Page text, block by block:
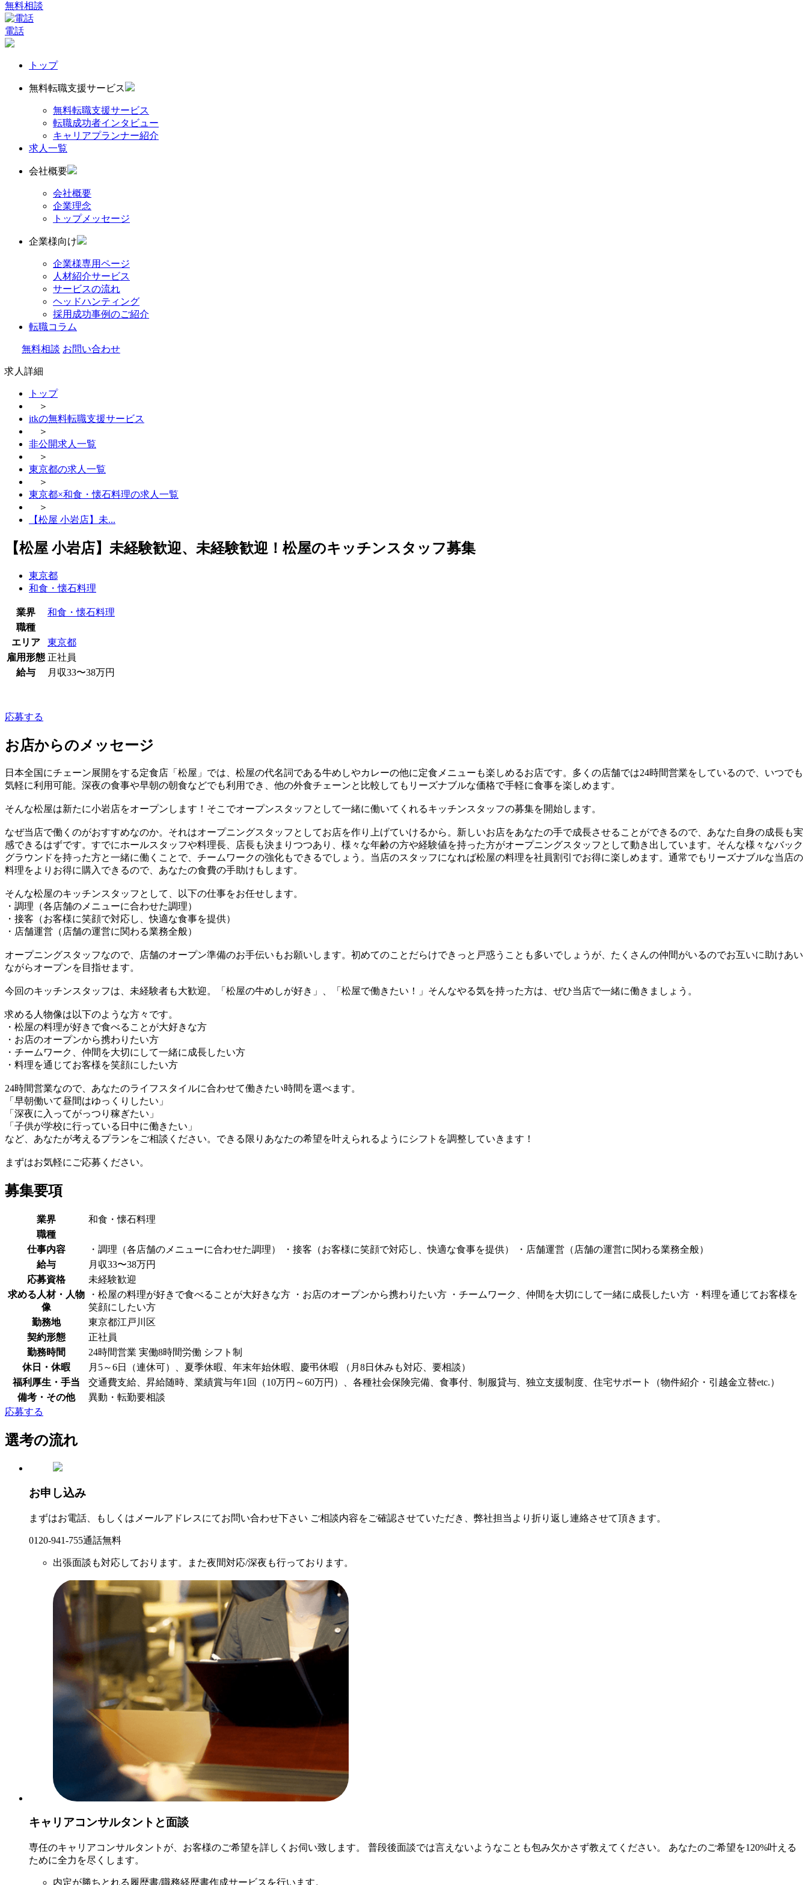
無料相談
電話
トップ
無料転職支援サービス
無料転職支援サービス
転職成功者インタビュー
キャリアプランナー紹介
求人一覧
会社概要
会社概要
企業理念
トップメッセージ
企業様向け
企業様専用ページ
人材紹介サービス
サービスの流れ
ヘッドハンティング
採用成功事例のご紹介
転職コラム
無料相談 お問い合わせ
求人詳細
トップ
＞
itkの無料転職支援サービス
＞
非公開求人一覧
＞
東京都の求人一覧
＞
東京都×和食・懐石料理の求人一覧
＞
【松屋 小岩店】未...
【松屋 小岩店】未経験歓迎、未経験歓迎！松屋のキッチンスタッフ募集
東京都
和食・懐石料理
業界
和食・懐石料理
職種
エリア
東京都
雇用形態 正社員
給与
月収33〜38万円
応募する
お店からのメッセージ
日本全国にチェーン展開をする定食店「松屋」では、松屋の代名詞である牛めしやカレーの他に定食メニューも楽しめるお店です。多くの店舗では24時間営業をしているので、いつでも
気軽に利用可能。深夜の食事や早朝の朝食などでも利用でき、他の外食チェーンと比較してもリーズナブルな価格で手軽に食事を楽しめます。
そんな松屋は新たに小岩店をオープンします！そこでオープンスタッフとして一緒に働いてくれるキッチンスタッフの募集を開始します。
なぜ当店で働くのがおすすめなのか。それはオープニングスタッフとしてお店を作り上げていけるから。新しいお店をあなたの手で成長させることができるので、あなた自身の成長も実
感できるはずです。すでにホールスタッフや料理長、店長も決まりつつあり、様々な年齢の方や経験値を持った方がオープニングスタッフとして動き出しています。そんな様々なバック
グラウンドを持った方と一緒に働くことで、チームワークの強化もできるでしょう。当店のスタッフになれば松屋の料理を社員割引でお得に楽しめます。通常でもリーズナブルな当店の
料理をよりお得に購入できるので、あなたの食費の手助けもします。
そんな松屋のキッチンスタッフとして、以下の仕事をお任せします。
・調理（各店舗のメニューに合わせた調理）
・接客（お客様に笑顔で対応し、快適な食事を提供）
・店舗運営（店舗の運営に関わる業務全般）
オープニングスタッフなので、店舗のオープン準備のお手伝いもお願いします。初めてのことだらけできっと戸惑うことも多いでしょうが、たくさんの仲間がいるのでお互いに助けあい
ながらオープンを目指せます。
今回のキッチンスタッフは、未経験者も大歓迎。「松屋の牛めしが好き」、「松屋で働きたい！」そんなやる気を持った方は、ぜひ当店で一緒に働きましょう。
求める人物像は以下のような方々です。
・松屋の料理が好きで食べることが大好きな方
・お店のオープンから携わりたい方
・チームワーク、仲間を大切にして一緒に成長したい方
・料理を通じてお客様を笑顔にしたい方
24時間営業なので、あなたのライフスタイルに合わせて働きたい時間を選べます。
「早朝働いて昼間はゆっくりしたい」
「深夜に入ってがっつり稼ぎたい」
「子供が学校に行っている日中に働きたい」
など、あなたが考えるプランをご相談ください。できる限りあなたの希望を叶えられるようにシフトを調整していきます！
まずはお気軽にご応募ください。
募集要項
業界
和食・懐石料理
職種
仕事内容
・調理（各店舗のメニューに合わせた調理） ・接客（お客様に笑顔で対応し、快適な食事を提供） ・店舗運営（店舗の運営に関わる業務全般）
給与
月収33〜38万円
応募資格
未経験歓迎
求める人材・人物
像
・松屋の料理が好きで食べることが大好きな方 ・お店のオープンから携わりたい方 ・チームワーク、仲間を大切にして一緒に成長したい方 ・料理を通じてお客様を
笑顔にしたい方
勤務地
東京都江戸川区
契約形態
正社員
勤務時間
24時間営業 実働8時間労働 シフト制
休日・休暇
月5～6日（連休可）、夏季休暇、年末年始休暇、慶弔休暇 （月8日休みも対応、要相談）
福利厚生・手当
交通費支給、昇給随時、業績賞与年1回（10万円～60万円）、各種社会保険完備、食事付、制服貸与、独立支援制度、住宅サポート（物件紹介・引越金立替etc.）
備考・その他
異動・転勤要相談
応募する
選考の流れ
お申し込み
まずはお電話、もしくはメールアドレスにてお問い合わせ下さい ご相談内容をご確認させていただき、弊社担当より折り返し連絡させて頂きます。
0120-941-755通話無料
出張面談も対応しております。また夜間対応/深夜も行っております。
キャリアコンサルタントと面談
専任のキャリアコンサルタントが、お客様のご希望を詳しくお伺い致します。 普段後面談では言えないようなことも包み欠かさず教えてください。 あなたのご希望を120%叶える
ために全力を尽くします。
内定が勝ちとれる履歴書/職務経歴書作成サービスを行います。